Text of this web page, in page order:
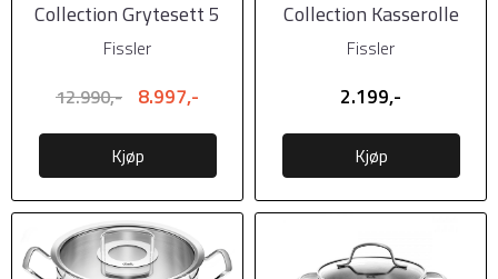
Collection Grytesett 5
gryter 4 ...
Fissler
12.990,- 8.997,-
Kjøp
Collection Kasserolle
med glasslokk ...
Fissler
2.199,-
Kjøp